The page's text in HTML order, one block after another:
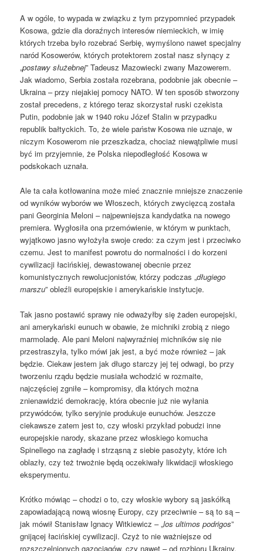
A w ogóle, to wypada w związku z tym przypomnieć przypadek
Kosowa, gdzie dla doraźnych interesów niemieckich, w imię
których trzeba było rozebrać Serbię, wymyślono nawet specjalny
naród Kosowerów, których protektorem został nasz słynący z
„postawy służebnej” Tadeusz Mazowiecki zwany Mazowerem.
Jak wiadomo, Serbia została rozebrana, podobnie jak obecnie –
Ukraina – przy niejakiej pomocy NATO. W ten sposób stworzony
został precedens, z którego teraz skorzystał ruski czekista
Putin, podobnie jak w 1940 roku Józef Stalin w przypadku
republik bałtyckich. To, że wiele państw Kosowa nie uznaje, w
niczym Kosowerom nie przeszkadza, chociaż niewątpliwie musi
być im przyjemnie, że Polska niepodległość Kosowa w
podskokach uznała.
Ale ta cała kotłowanina może mieć znacznie mniejsze znaczenie
od wyników wyborów we Włoszech, których zwycięzcą została
pani Georginia Meloni – najpewniejsza kandydatka na nowego
premiera. Wygłosiła ona przemówienie, w którym w punktach,
wyjątkowo jasno wyłożyła swoje credo: za czym jest i przeciwko
czemu. Jest to manifest powrotu do normalności i do korzeni
cywilizacji łacińskiej, dewastowanej obecnie przez
komunistycznych rewolucjonistów, którzy podczas „długiego
marszu” obleźli europejskie i amerykańskie instytucje.
Tak jasno postawić sprawy nie odważyłby się żaden europejski,
ani amerykański eunuch w obawie, że michniki zrobią z niego
marmoladę. Ale pani Meloni najwyraźniej michników się nie
przestraszyła, tylko mówi jak jest, a być może również – jak
będzie. Ciekaw jestem jak długo starczy jej tej odwagi, bo przy
tworzeniu rządu będzie musiała wchodzić w rozmaite,
najczęściej zgniłe – kompromisy, dla których można
znienawidzić demokrację, która obecnie już nie wyłania
przywódców, tylko seryjnie produkuje eunuchów. Jeszcze
ciekawsze zatem jest to, czy włoski przykład pobudzi inne
europejskie narody, skazane przez włoskiego komucha
Spinellego na zagładę i strząsną z siebie pasożyty, które ich
oblazły, czy też trwożnie będą oczekiwały likwidacji włoskiego
eksperymentu.
Krótko mówiąc – chodzi o to, czy włoskie wybory są jaskółką
zapowiadającą nową wiosnę Europy, czy przeciwnie – są to są –
jak mówił Stanisław Ignacy Witkiewicz – „los ultimos podrigos”
gnijącej łacińskiej cywilizacji. Czyż to nie ważniejsze od
rozszczelnionych gazociągów, czy nawet – od rozbioru Ukrainy,